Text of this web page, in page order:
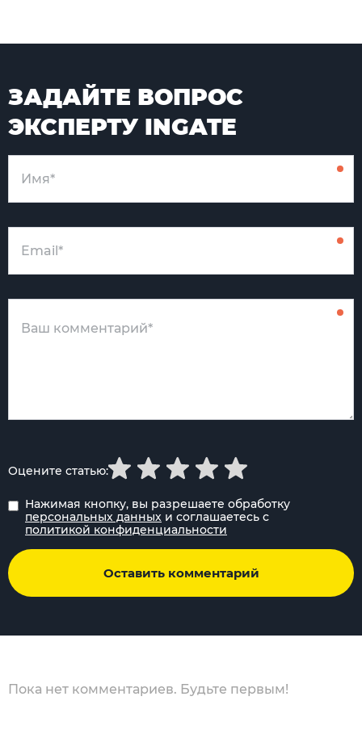
ЗАДАЙТЕ ВОПРОС
ЭКСПЕРТУ INGATE
Нажимая кнопку, вы разрешаете обработку
персональных данных и соглашаетесь с
политикой конфиденциальности
Оставить комментарий
Оцените статью:
Пока нет комментариев. Будьте первым!